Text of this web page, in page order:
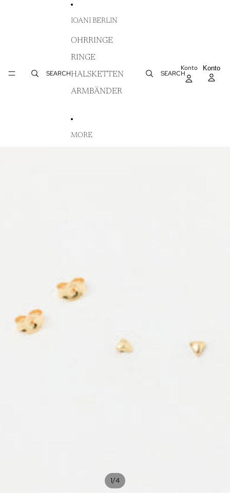
SEARCH
IOANI BERLIN
OHRRINGE
RINGE
HALSKETTEN
ARMBÄNDER
MORE
SEARCH
Konto Konto
1/4